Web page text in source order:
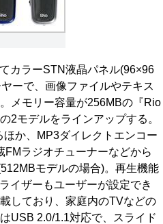
カラーSTN液晶パネル(96×96
ーで、画像ファイルやテキス
メモリー容量が256MBの『Rio
2モデルをラインアップする。
か、MP3ダイレクトエンコー
FMラジオチューナーなどから
モデルの場合)。再生機能
イザーもユーザーが設定でき
しており、家庭内のTVなどの
USB 2.0/1.1対応で、スライド